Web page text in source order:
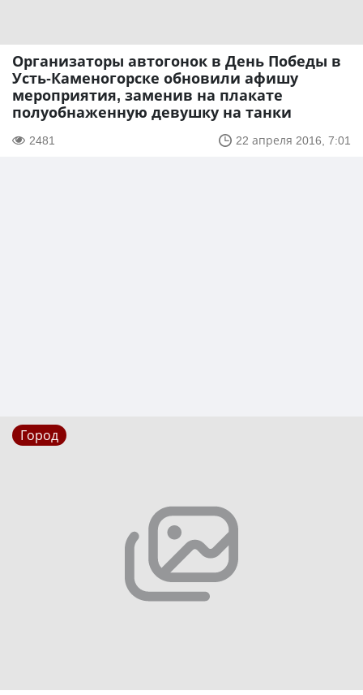
Организаторы автогонок в День Победы в
Усть-Каменогорске обновили афишу
мероприятия, заменив на плакате
полуобнаженную девушку на танки
2481 22 апреля 2016, 7:01
Город